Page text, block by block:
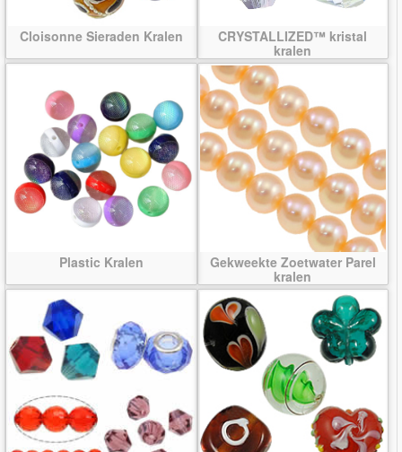
Cloisonne Sieraden Kralen
CRYSTALLIZED™ kristal
kralen
Plastic Kralen
Gekweekte Zoetwater Parel
kralen